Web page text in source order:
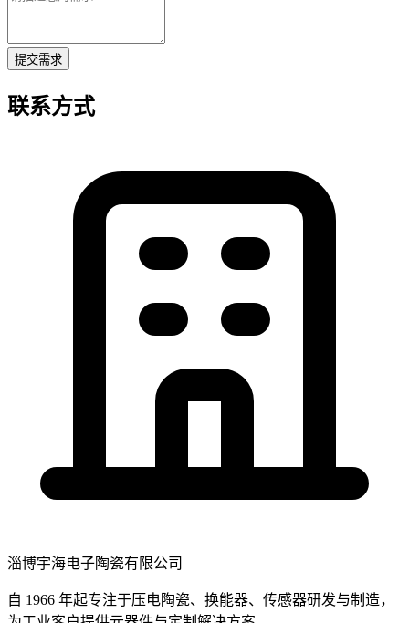
提交需求
联系方式
淄博宇海电子陶瓷有限公司
自 1966 年起专注于压电陶瓷、换能器、传感器研发与制造，